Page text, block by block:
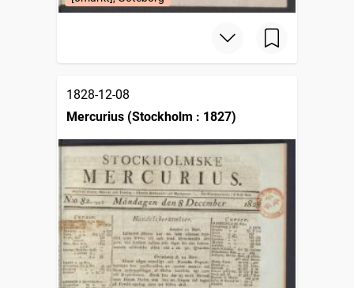
1828-12-08
Mercurius (Stockholm : 1827)